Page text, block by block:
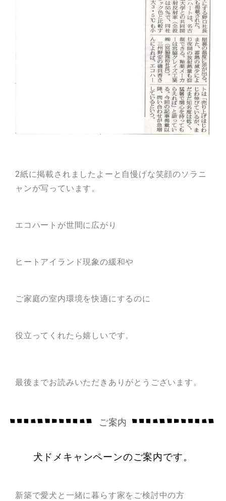
2紙に掲載されましたよーと自慢げな笑顔のソラニ
ャンが写っています。
エコハートが世間に広がり
ヒートアイランド現象の緩和や
ご家庭の室内環境を快適にするのに
役立ってくれたら嬉しいです。
最後までお読みいただきありがとうございます。
ご案内
犬ドメキャンペーンのご案内です。
新築で愛犬と一緒に暮らす家をご検討中の方